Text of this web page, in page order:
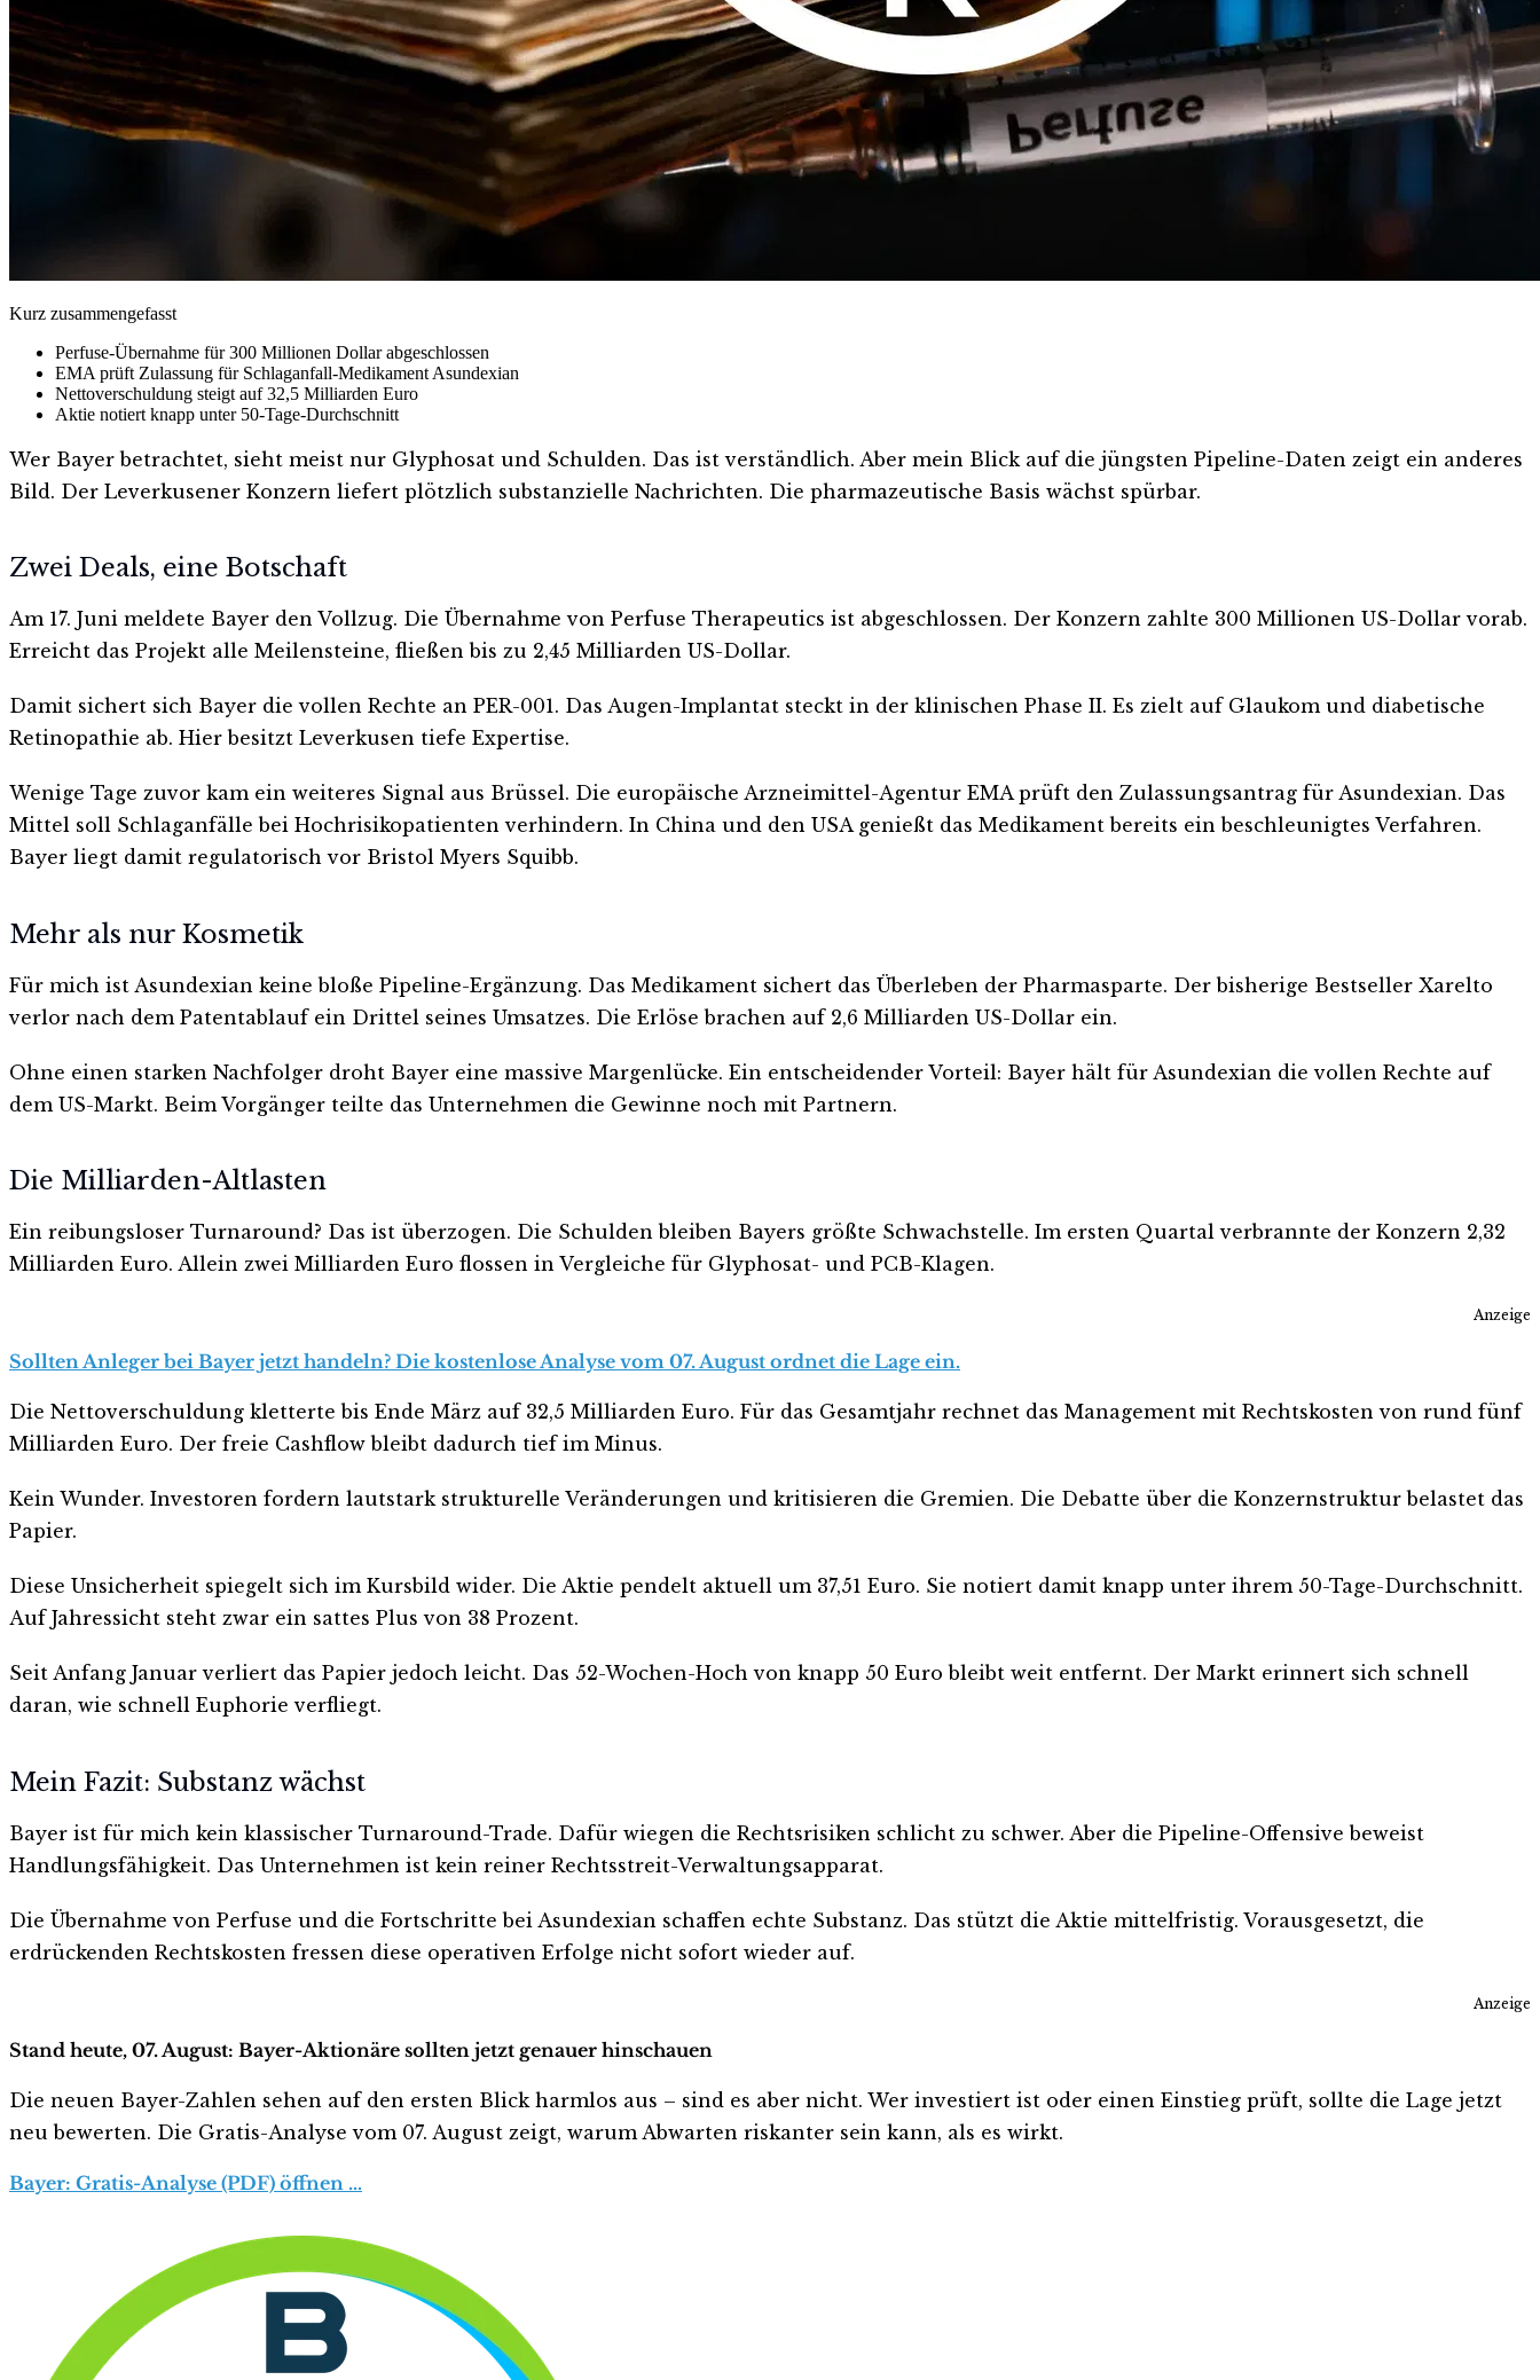
Kurz zusammengefasst
Perfuse-Übernahme für 300 Millionen Dollar abgeschlossen
EMA prüft Zulassung für Schlaganfall-Medikament Asundexian
Nettoverschuldung steigt auf 32,5 Milliarden Euro
Aktie notiert knapp unter 50-Tage-Durchschnitt
Wer Bayer betrachtet, sieht meist nur Glyphosat und Schulden. Das ist verständlich. Aber mein Blick auf die jüngsten Pipeline-Daten zeigt ein anderes
Bild. Der Leverkusener Konzern liefert plötzlich substanzielle Nachrichten. Die pharmazeutische Basis wächst spürbar.
Zwei Deals, eine Botschaft
Am 17. Juni meldete Bayer den Vollzug. Die Übernahme von Perfuse Therapeutics ist abgeschlossen. Der Konzern zahlte 300 Millionen US-Dollar vorab.
Erreicht das Projekt alle Meilensteine, fließen bis zu 2,45 Milliarden US-Dollar.
Damit sichert sich Bayer die vollen Rechte an PER-001. Das Augen-Implantat steckt in der klinischen Phase II. Es zielt auf Glaukom und diabetische
Retinopathie ab. Hier besitzt Leverkusen tiefe Expertise.
Wenige Tage zuvor kam ein weiteres Signal aus Brüssel. Die europäische Arzneimittel-Agentur EMA prüft den Zulassungsantrag für Asundexian. Das
Mittel soll Schlaganfälle bei Hochrisikopatienten verhindern. In China und den USA genießt das Medikament bereits ein beschleunigtes Verfahren.
Bayer liegt damit regulatorisch vor Bristol Myers Squibb.
Mehr als nur Kosmetik
Für mich ist Asundexian keine bloße Pipeline-Ergänzung. Das Medikament sichert das Überleben der Pharmasparte. Der bisherige Bestseller Xarelto
verlor nach dem Patentablauf ein Drittel seines Umsatzes. Die Erlöse brachen auf 2,6 Milliarden US-Dollar ein.
Ohne einen starken Nachfolger droht Bayer eine massive Margenlücke. Ein entscheidender Vorteil: Bayer hält für Asundexian die vollen Rechte auf
dem US-Markt. Beim Vorgänger teilte das Unternehmen die Gewinne noch mit Partnern.
Die Milliarden-Altlasten
Ein reibungsloser Turnaround? Das ist überzogen. Die Schulden bleiben Bayers größte Schwachstelle. Im ersten Quartal verbrannte der Konzern 2,32
Milliarden Euro. Allein zwei Milliarden Euro flossen in Vergleiche für Glyphosat- und PCB-Klagen.
Anzeige
Sollten Anleger bei Bayer jetzt handeln? Die kostenlose Analyse vom 07. August ordnet die Lage ein.
Die Nettoverschuldung kletterte bis Ende März auf 32,5 Milliarden Euro. Für das Gesamtjahr rechnet das Management mit Rechtskosten von rund fünf
Milliarden Euro. Der freie Cashflow bleibt dadurch tief im Minus.
Kein Wunder. Investoren fordern lautstark strukturelle Veränderungen und kritisieren die Gremien. Die Debatte über die Konzernstruktur belastet das
Papier.
Diese Unsicherheit spiegelt sich im Kursbild wider. Die Aktie pendelt aktuell um 37,51 Euro. Sie notiert damit knapp unter ihrem 50-Tage-Durchschnitt.
Auf Jahressicht steht zwar ein sattes Plus von 38 Prozent.
Seit Anfang Januar verliert das Papier jedoch leicht. Das 52-Wochen-Hoch von knapp 50 Euro bleibt weit entfernt. Der Markt erinnert sich schnell
daran, wie schnell Euphorie verfliegt.
Mein Fazit: Substanz wächst
Bayer ist für mich kein klassischer Turnaround-Trade. Dafür wiegen die Rechtsrisiken schlicht zu schwer. Aber die Pipeline-Offensive beweist
Handlungsfähigkeit. Das Unternehmen ist kein reiner Rechtsstreit-Verwaltungsapparat.
Die Übernahme von Perfuse und die Fortschritte bei Asundexian schaffen echte Substanz. Das stützt die Aktie mittelfristig. Vorausgesetzt, die
erdrückenden Rechtskosten fressen diese operativen Erfolge nicht sofort wieder auf.
Anzeige
Stand heute, 07. August: Bayer-Aktionäre sollten jetzt genauer hinschauen
Die neuen Bayer-Zahlen sehen auf den ersten Blick harmlos aus – sind es aber nicht. Wer investiert ist oder einen Einstieg prüft, sollte die Lage jetzt
neu bewerten. Die Gratis-Analyse vom 07. August zeigt, warum Abwarten riskanter sein kann, als es wirkt.
Bayer: Gratis-Analyse (PDF) öffnen …